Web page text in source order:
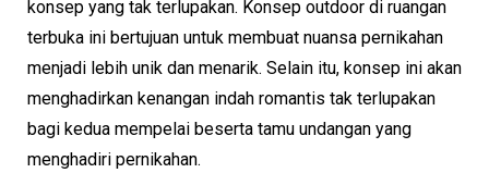
konsep yang tak terlupakan. Konsep outdoor di ruangan
terbuka ini bertujuan untuk membuat nuansa pernikahan
menjadi lebih unik dan menarik. Selain itu, konsep ini akan
menghadirkan kenangan indah romantis tak terlupakan
bagi kedua mempelai beserta tamu undangan yang
menghadiri pernikahan.